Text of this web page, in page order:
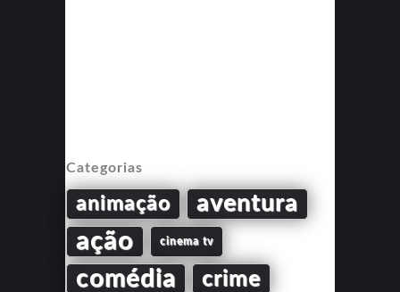
Categorias
animação aventura
ação cinema tv
comédia crime